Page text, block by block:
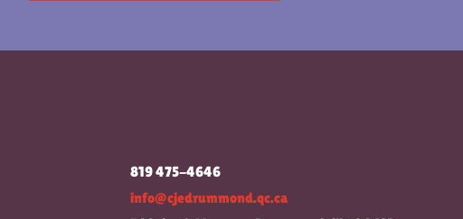
819 475-4646
info@cjedrummond.qc.ca